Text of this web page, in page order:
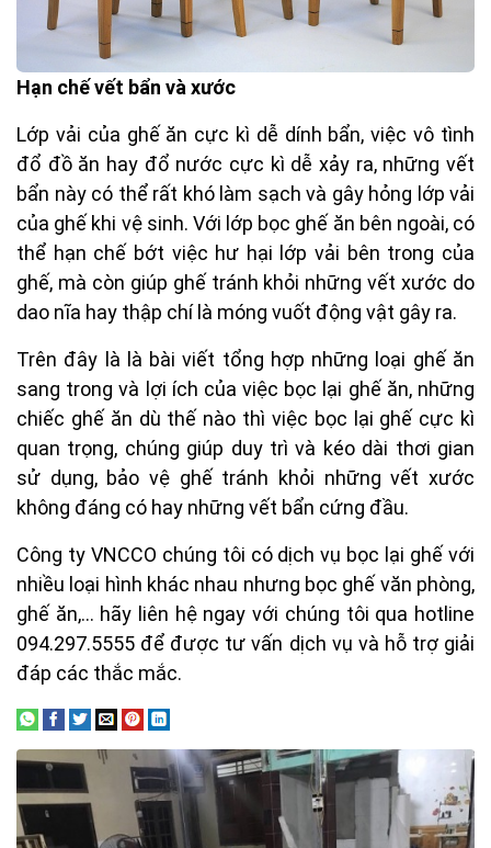
Hạn chế vết bẩn và xước
Lớp vải của ghế ăn cực kì dễ dính bẩn, việc vô tình
đổ đồ ăn hay đổ nước cực kì dễ xảy ra, những vết
bẩn này có thể rất khó làm sạch và gây hỏng lớp vải
của ghế khi vệ sinh. Với lớp bọc ghế ăn bên ngoài, có
thể hạn chế bớt việc hư hại lớp vải bên trong của
ghế, mà còn giúp ghế tránh khỏi những vết xước do
dao nĩa hay thập chí là móng vuốt động vật gây ra.
Trên đây là là bài viết tổng hợp những loại ghế ăn
sang trong và lợi ích của việc bọc lại ghế ăn, những
chiếc ghế ăn dù thế nào thì việc bọc lại ghế cực kì
quan trọng, chúng giúp duy trì và kéo dài thơi gian
sử dụng, bảo vệ ghế tránh khỏi những vết xước
không đáng có hay những vết bẩn cứng đầu.
Công ty VNCCO chúng tôi có dịch vụ bọc lại ghế với
nhiều loại hình khác nhau nhưng bọc ghế văn phòng,
ghế ăn,… hãy liên hệ ngay với chúng tôi qua hotline
094.297.5555 để được tư vấn dịch vụ và hỗ trợ giải
đáp các thắc mắc.